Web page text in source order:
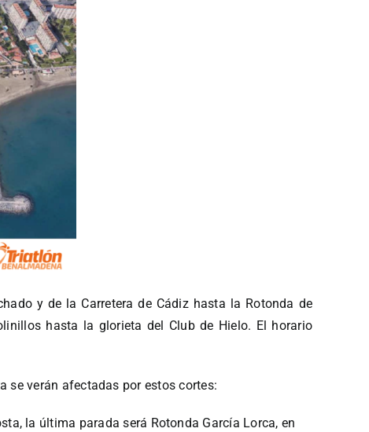
y de la Carretera de Cádiz hasta la Rotonda de
hasta la glorieta del Club de Hielo. El horario
se verán afectadas por estos cortes:
la última parada será Rotonda García Lorca, en